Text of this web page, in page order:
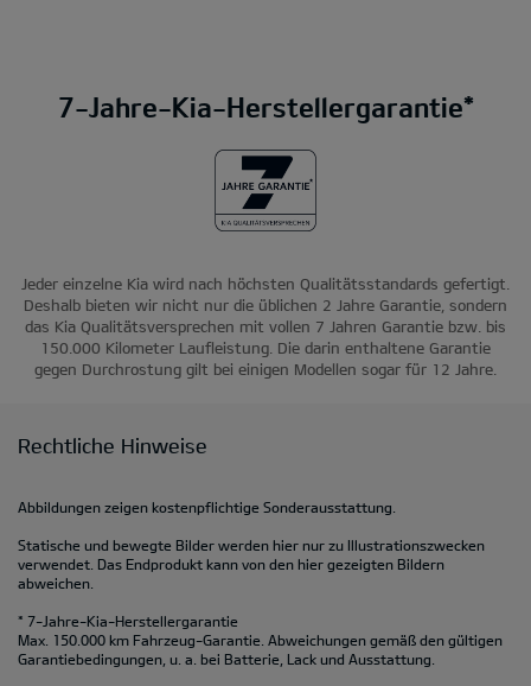
7-Jahre-Kia-Herstellergarantie*
Jeder einzelne Kia wird nach höchsten Qualitätsstandards gefertigt.
Deshalb bieten wir nicht nur die üblichen 2 Jahre Garantie, sondern
das Kia Qualitätsversprechen mit vollen 7 Jahren Garantie bzw. bis
150.000 Kilometer Laufleistung. Die darin enthaltene Garantie
gegen Durchrostung gilt bei einigen Modellen sogar für 12 Jahre.
Rechtliche Hinweise
Abbildungen zeigen kostenpflichtige Sonderausstattung.
Statische und bewegte Bilder werden hier nur zu Illustrationszwecken
verwendet. Das Endprodukt kann von den hier gezeigten Bildern
abweichen.
* 7-Jahre-Kia-Herstellergarantie
Max. 150.000 km Fahrzeug-Garantie. Abweichungen gemäß den gültigen
Garantiebedingungen, u. a. bei Batterie, Lack und Ausstattung.